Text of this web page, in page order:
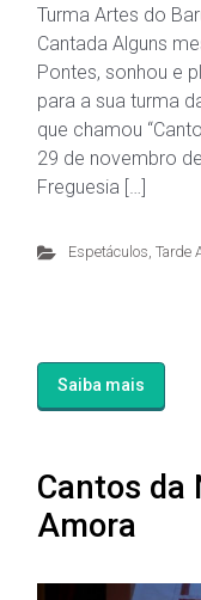
Turma Artes do
Cantada Alguns
Pontes, sonhou e
para a sua turma
que chamou
29 de novembro
Freguesia […]
Espetáculos, Tarde
Saiba mais
Cantos da
Amora